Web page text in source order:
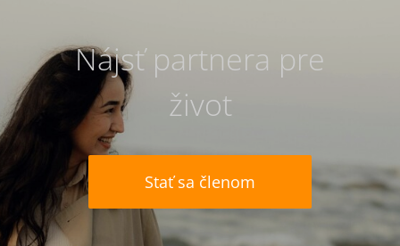
Nájsť partnera pre
život
Stať sa členom